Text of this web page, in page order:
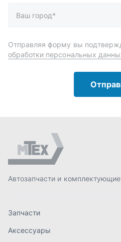
Автозапчасти и комплектующие
Масла и автохимия
Спецпредложения
Доставка и оплата
Контакты